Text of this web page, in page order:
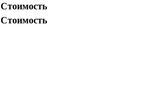
Стоимость
Стоимость